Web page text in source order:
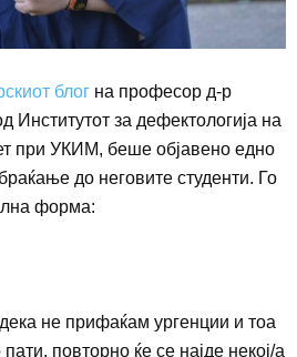
блог на професор д-р
Институтот за дефектологија на
при УКИМ, беше објавено едно
до неговите студенти. Го
форма:
не прифаќам ургенции и тоа
повторно ќе се најде некој/а